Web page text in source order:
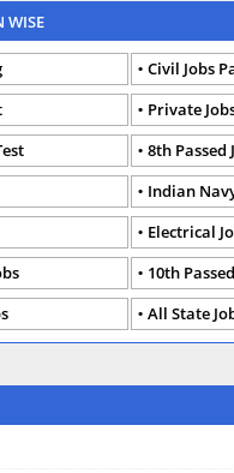
WISE
Civil Jobs
Private
8th Passed
Indian
Electrical
10th
All State